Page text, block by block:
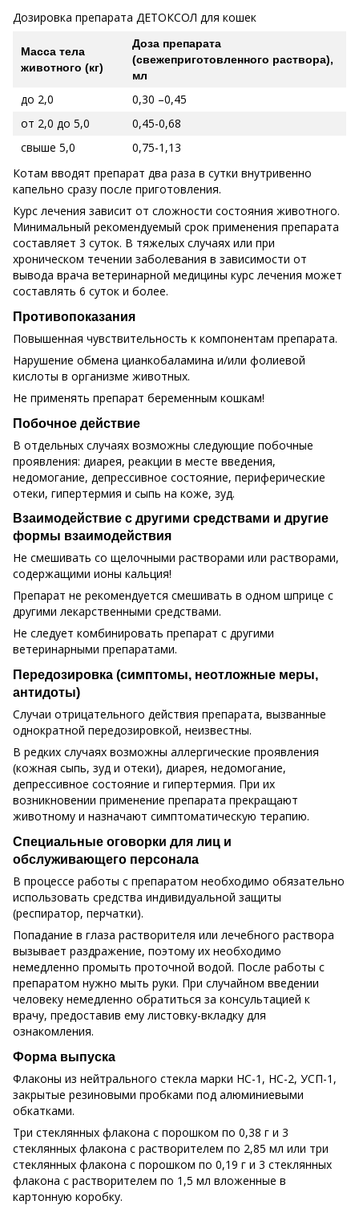
Дозировка препарата ДЕТОКСОЛ для кошек
Масса тела
животного (кг)
Доза препарата
(свежеприготовленного раствора),
мл
до 2,0
0,30 –0,45
от 2,0 до 5,0
0,45-0,68
свыше 5,0
0,75-1,13
Котам вводят препарат два раза в сутки внутривенно
капельно сразу после приготовления.
Курс лечения зависит от сложности состояния животного.
Минимальный рекомендуемый срок применения препарата
составляет 3 суток. В тяжелых случаях или при
хроническом течении заболевания в зависимости от
вывода врача ветеринарной медицины курс лечения может
составлять 6 суток и более.
Противопоказания
Повышенная чувствительность к компонентам препарата.
Нарушение обмена цианкобаламина и/или фолиевой
кислоты в организме животных.
Не применять препарат беременным кошкам!
Побочное действие
В отдельных случаях возможны следующие побочные
проявления: диарея, реакции в месте введения,
недомогание, депрессивное состояние, периферические
отеки, гипертермия и сыпь на коже, зуд.
Взаимодействие с другими средствами и другие
формы взаимодействия
Не смешивать со щелочными растворами или растворами,
содержащими ионы кальция!
Препарат не рекомендуется смешивать в одном шприце с
другими лекарственными средствами.
Не следует комбинировать препарат с другими
ветеринарными препаратами.
Передозировка (симптомы, неотложные меры,
антидоты)
Случаи отрицательного действия препарата, вызванные
однократной передозировкой, неизвестны.
В редких случаях возможны аллергические проявления
(кожная сыпь, зуд и отеки), диарея, недомогание,
депрессивное состояние и гипертермия. При их
возникновении применение препарата прекращают
животному и назначают симптоматическую терапию.
Специальные оговорки для лиц и
обслуживающего персонала
В процессе работы с препаратом необходимо обязательно
использовать средства индивидуальной защиты
(респиратор, перчатки).
Попадание в глаза растворителя или лечебного раствора
вызывает раздражение, поэтому их необходимо
немедленно промыть проточной водой. После работы с
препаратом нужно мыть руки. При случайном введении
человеку немедленно обратиться за консультацией к
врачу, предоставив ему листовку-вкладку для
ознакомления.
Форма выпуска
Флаконы из нейтрального стекла марки НС-1, НС-2, УСП-1,
закрытые резиновыми пробками под алюминиевыми
обкатками.
Три стеклянных флакона с порошком по 0,38 г и 3
стеклянных флакона с растворителем по 2,85 мл или три
стеклянных флакона с порошком по 0,19 г и 3 стеклянных
флакона с растворителем по 1,5 мл вложенные в
картонную коробку.